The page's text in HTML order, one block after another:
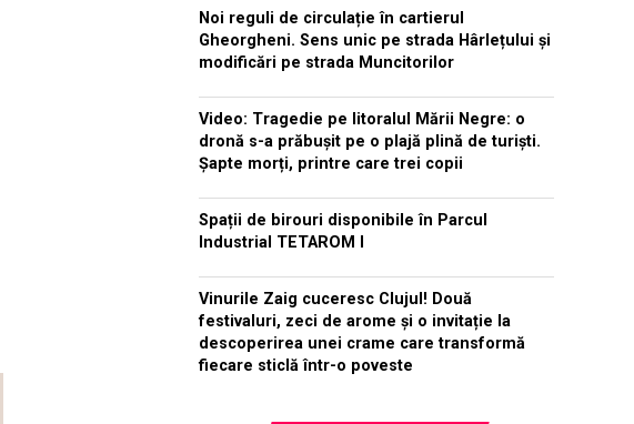
Noi reguli de circulație în cartierul
Gheorgheni. Sens unic pe strada Hârlețului și
modificări pe strada Muncitorilor
Video: Tragedie pe litoralul Mării Negre: o
dronă s-a prăbușit pe o plajă plină de turiști.
Șapte morți, printre care trei copii
Spații de birouri disponibile în Parcul
Industrial TETAROM I
Vinurile Zaig cuceresc Clujul! Două
festivaluri, zeci de arome și o invitație la
descoperirea unei crame care transformă
fiecare sticlă într-o poveste